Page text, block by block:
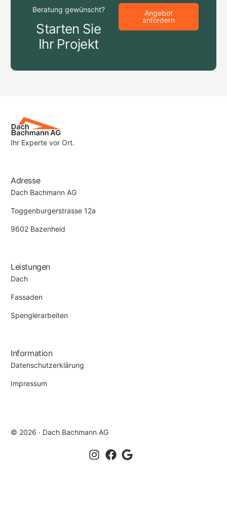
Beratung gewünscht?
Starten Sie
Ihr Projekt
Angebot
anfordern
Ihr Experte vor Ort.
Adresse
Dach Bachmann AG
Toggenburgerstrasse 12a
9602 Bazenheid
Leistungen
Dach
Fassaden
Spenglerarbeiten
Information
Datenschutzerklärung
Impressum
© 2026 · Dach Bachmann AG